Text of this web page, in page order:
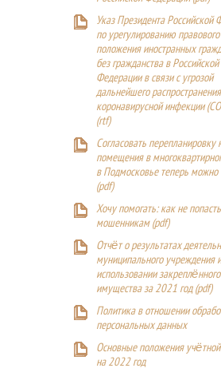
Указ Президента Российской
по урегулированию правового
положения иностранных
без гражданства в Российской
Федерации в связи с угрозой
дальнейшего
коронавирусной инфекции
(rtf)
Согласовать перепланировку
помещения в
в Подмосковье теперь можно
(pdf)
Хочу помогать: как не
мошенникам (pdf)
Отчёт о результатах
муниципального учреждения
использовании
имущества за 2021 год (pdf)
Политика в отношении
персональных данных
Основные положения
на 2022 год